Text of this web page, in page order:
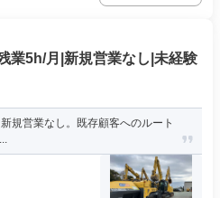
業5h/月|新規営業なし|未経験
規営業なし。既存顧客へのルート